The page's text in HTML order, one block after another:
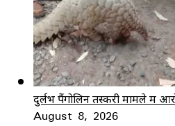
दुर्लभ पैंगोलिन तस्करी मामले में
August 8, 2026